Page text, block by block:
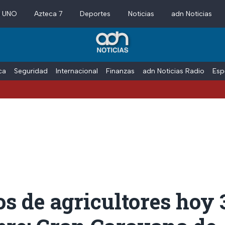
Azteca 7 Deportes Noticias adn Noticias
Seguridad Internacional Finanzas adn Noticias Radio
de agricultores hoy